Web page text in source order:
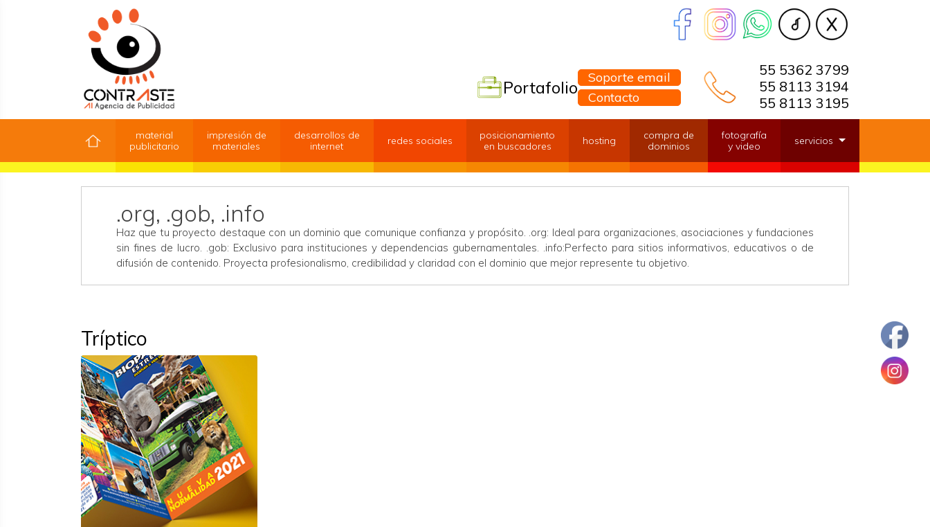
Portafolio
Soporte email
Contacto
55 5362 3799
55 8113 3194
55 8113 3195
material
publicitario
impresión de
materiales
desarrollos de
internet
redes sociales
posicionamiento
en buscadores
hosting
compra de
dominios
fotografía
y video
servicios
.org, .gob, .info
Haz que tu proyecto destaque con un dominio que comunique confianza y propósito. .org: Ideal para organizaciones, asociaciones y fundaciones
sin fines de lucro. .gob: Exclusivo para instituciones y dependencias gubernamentales. .info:Perfecto para sitios informativos, educativos o de
difusión de contenido. Proyecta profesionalismo, credibilidad y claridad con el dominio que mejor represente tu objetivo.
Tríptico